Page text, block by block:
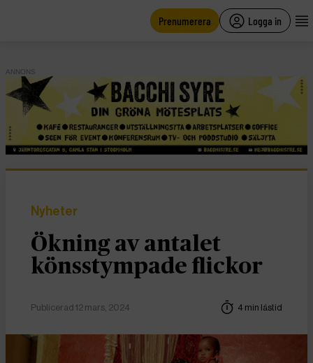
Prenumerera Logga in
ANNONS
Nyheter
Ökning av antalet
könsstympade flickor
Publicerad 12 mars, 2024 4 min lästid